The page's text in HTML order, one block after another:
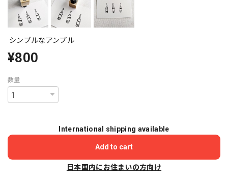
シンプルなアンプル
¥800
数量
International shipping available
Add to cart
日本国内にお住まいの方向け